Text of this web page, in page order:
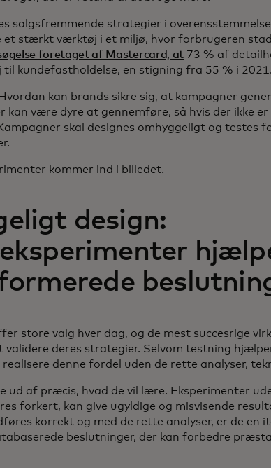
salgsfremmende strategier i
et stærkt værktøj i et miljø, hvor forbrugeren
foretaget af Mastercard, at73 % af
kundefastholdelse, en stigning fra 55 % i 2021.
kan brands sikre sig, at kampagner
kan være dyre at gennemføre, så hvis der ikke
skal designes omhyggeligt og testes
kommer ind i billedet.
design:
store valg hver dag, og de mest succesrige
validere deres strategier. Selvom testning
denne fordel uden de rette analyser,
ud af præcis, hvad de vil lære. Eksperimenter
forkert, kan give ugyldige og misvisende
korrekt og med de rette analyser, er de en
beslutninger, der kan forbedre